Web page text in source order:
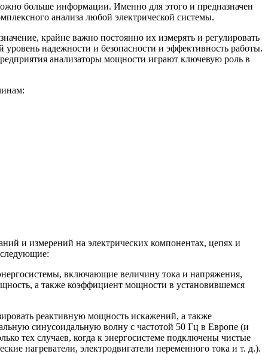
больше информации. Именно для этого и предназначен
анализа любой электрической системы.
крайне важно постоянно их измерять и регулировать
надежности и безопасности и эффективность работы.
анализаторы мощности играют ключевую роль в
и измерений на электрических компонентах, цепях и
следующие:
включающие величину тока и напряжения,
а также коэффициент мощности в установившемся
реактивную мощность искажений, а также
синусоидальную волну с частотой 50 Гц в Европе (и
тех случаев, когда к энергосистеме подключены чистые
нагреватели, электродвигатели переменного тока и т. д.).